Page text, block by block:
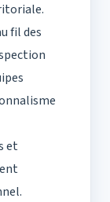
fil des
et